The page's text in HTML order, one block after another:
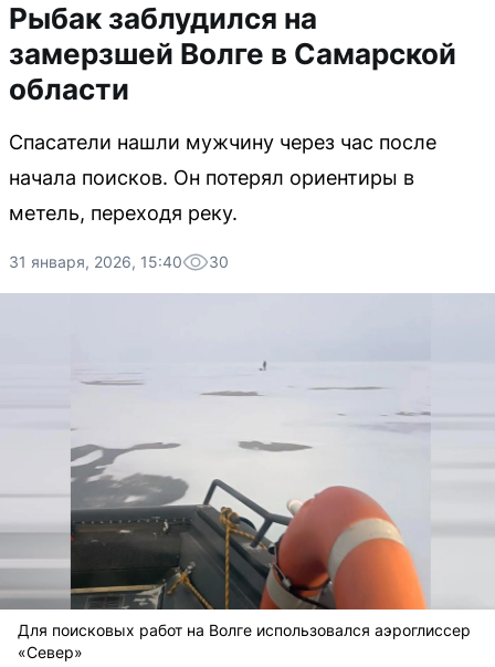
Рыбак заблудился на
замерзшей Волге в Самарской
области
Спасатели нашли мужчину через час после
начала поисков. Он потерял ориентиры в
метель, переходя реку.
31 января, 2026, 15:40 30
Для поисковых работ на Волге использовался аэроглиссер
«Север»